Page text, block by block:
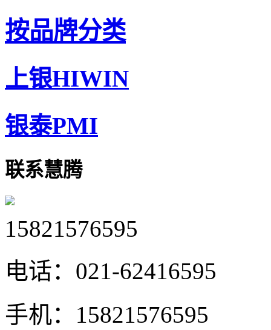
按品牌分类
上银HIWIN
银泰PMI
联系慧腾
15821576595
电话： 021-62416595
手机： 15821576595